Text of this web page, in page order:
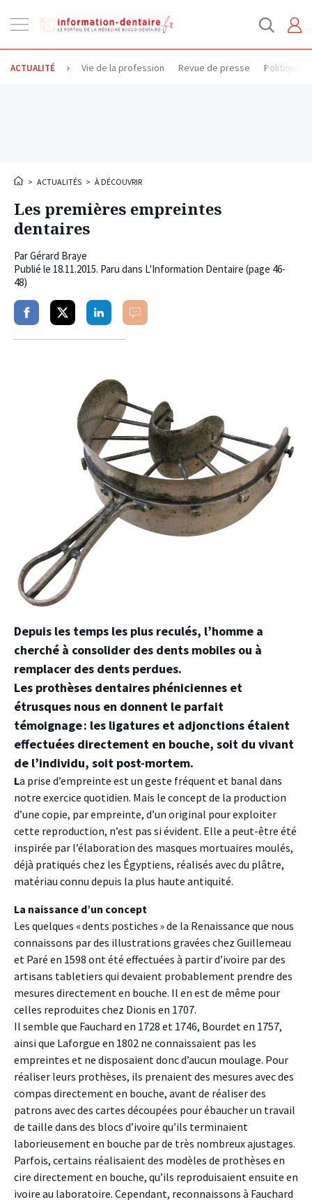
la
navigation
ACTUALITÉ Vie de la profession Revue de presse Politique
> ACTUALITÉS > À DÉCOUVRIR
Les premières empreintes
dentaires
ParGérard Braye
Publié le 18.11.2015. Paru dans L'Information Dentaire (page 46-
48)
PartagerPartagerPartagerCommenter
Depuis les temps les plus reculés, l’homme a
cherché à consolider des dents mobiles ou à
remplacer des dents perdues.
Les prothèses dentaires phéniciennes et
étrusques nous en donnent le parfait
témoignage : les ligatures et adjonctions étaient
effectuées directement en bouche, soit du vivant
de l’individu, soit post-mortem.
La prise d’empreinte est un geste fréquent et banal dans
notre exercice quotidien. Mais le concept de la production
d’une copie, par empreinte, d’un original pour exploiter
cette reproduction, n’est pas si évident. Elle a peut-être été
inspirée par l’élaboration des masques mortuaires moulés,
déjà pratiqués chez les Égyptiens, réalisés avec du plâtre,
matériau connu depuis la plus haute antiquité.
La naissance d’un concept
Les quelques « dents postiches » de la Renaissance que nous
connaissons par des illustrations gravées chez Guillemeau
et Paré en 1598 ont été effectuées à partir d’ivoire par des
artisans tabletiers qui devaient probablement prendre des
mesures directement en bouche. Il en est de même pour
celles reproduites chez Dionis en 1707.
Il semble que Fauchard en 1728 et 1746, Bourdet en 1757,
ainsi que Laforgue en 1802 ne connaissaient pas les
empreintes et ne disposaient donc d’aucun moulage. Pour
réaliser leurs prothèses, ils prenaient des mesures avec des
compas directement en bouche, avant de réaliser des
patrons avec des cartes découpées pour ébaucher un travail
de taille dans des blocs d’ivoire qu’ils terminaient
laborieusement en bouche par de très nombreux ajustages.
Parfois, certains réalisaient des modèles de prothèses en
cire directement en bouche, qu’ils reproduisaient ensuite en
ivoire au laboratoire. Cependant, reconnaissons à Fauchard